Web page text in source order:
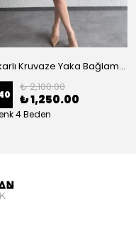
Jakarlı Kruvaze Yaka Bağlamalı Elbise
₺ 2,100.00
₺ 1,250.00
4 Beden